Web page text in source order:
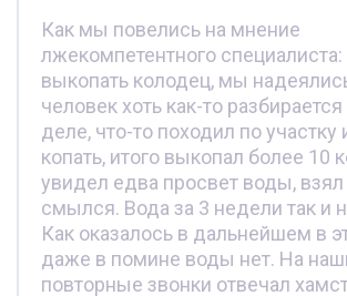
Как мы повелись на мнение
лжекомпетентного специалиста:
выкопать колодец, мы
человек хоть как-то
деле, что-то походил по участку
копать, итого выкопал более 10
увидел едва просвет воды, взял
смылся. Вода за 3 недели так и
Как оказалось в дальнейшем в
даже в помине воды нет. На
повторные звонки отвечал